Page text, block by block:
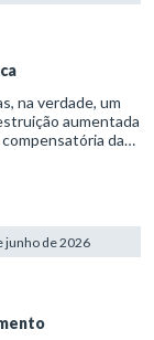
na verdade, um
aumentada
da
junho de 2026